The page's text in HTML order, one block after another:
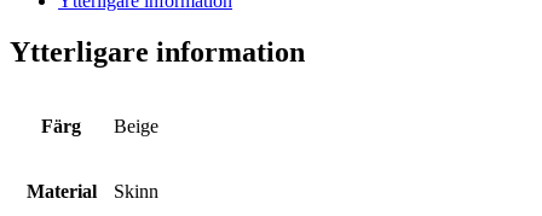
Ytterligare information
Färg Beige
Material Skinn